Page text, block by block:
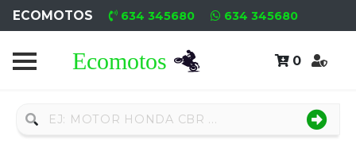
ECOMOTOS 634 345680 634 345680
0
Home
Nuevo